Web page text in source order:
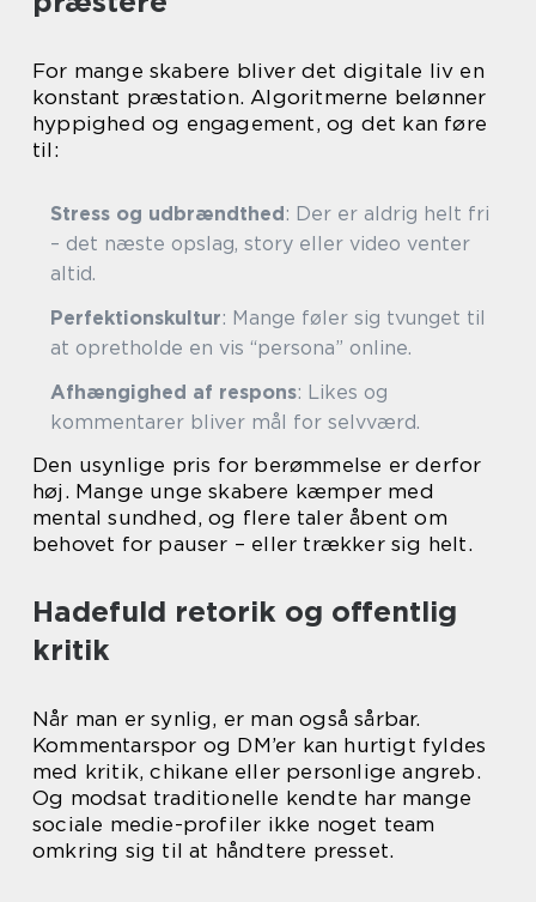
For mange skabere bliver det digitale liv en
konstant præstation. Algoritmerne belønner
hyppighed og engagement, og det kan føre
til:
Stress og udbrændthed: Der er aldrig helt fri
– det næste opslag, story eller video venter
altid.
Perfektionskultur: Mange føler sig tvunget til
at opretholde en vis “persona” online.
Afhængighed af respons: Likes og
kommentarer bliver mål for selvværd.
Den usynlige pris for berømmelse er derfor
høj. Mange unge skabere kæmper med
mental sundhed, og flere taler åbent om
behovet for pauser – eller trækker sig helt.
Hadefuld retorik og offentlig
kritik
Når man er synlig, er man også sårbar.
Kommentarspor og DM’er kan hurtigt fyldes
med kritik, chikane eller personlige angreb.
Og modsat traditionelle kendte har mange
sociale medie-profiler ikke noget team
omkring sig til at håndtere presset.